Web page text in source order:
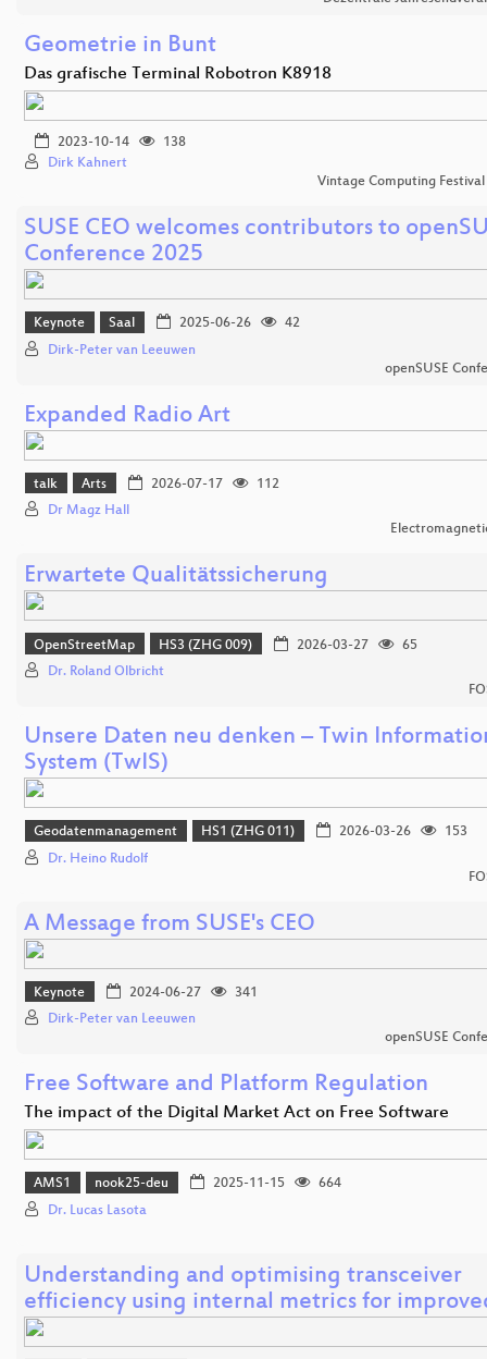
Geometrie in Bunt
Das grafische Terminal Robotron K8918
2023-10-14
138
Dirk Kahnert
Vintage Computing
SUSE CEO welcomes contributors to
Conference 2025
Keynote Saal 2025-06-26
42
Dirk-Peter van Leeuwen
openSUSE
Expanded Radio Art
talk Arts 2026-07-17
112
Dr Magz Hall
Erwartete Qualitätssicherung
OpenStreetMap HS3 (ZHG 009) 2026-03-27
65
Dr. Roland Olbricht
Unsere Daten neu denken – Twin
System (TwIS)
Geodatenmanagement HS1 (ZHG 011) 2026-03-26
153
Dr. Heino Rudolf
A Message from SUSE's CEO
Keynote 2024-06-27
341
Dirk-Peter van Leeuwen
openSUSE
Free Software and Platform Regulation
The impact of the Digital Market Act on Free Software
AMS1 nook25-deu 2025-11-15
664
Dr. Lucas Lasota
Understanding and optimising transceiver
efficiency using internal metrics for